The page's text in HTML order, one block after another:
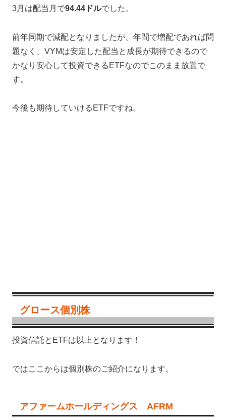
3月は配当月で94.44ドルでした。
前年同期で減配となりましたが、年間で増配であれば問
題なく、VYMは安定した配当と成長が期待できるので
かなり安心して投資できるETFなのでこのまま放置で
す。
今後も期待していけるETFですね。
グロース個別株
投資信託とETFは以上となります！
ではここからは個別株のご紹介になります。
アファームホールディングス AFRM